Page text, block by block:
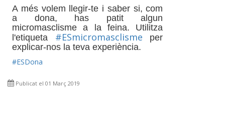
A més volem llegir-te i saber si, com
a dona, has patit algun
micromasclisme a la feina. Utilitza
l'etiqueta #ESmicromasclisme per
explicar-nos la teva experiència.
#ESDona
Publicat el 01 Març 2019